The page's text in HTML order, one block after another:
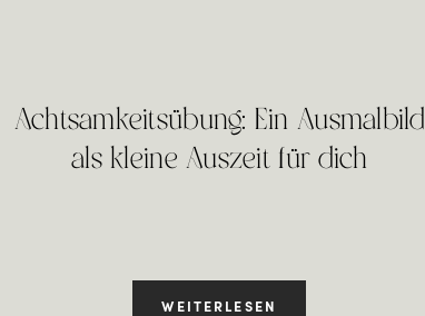
Achtsamkeitsübung: Ein Ausmalbild
als kleine Auszeit für dich
WEITERLESEN